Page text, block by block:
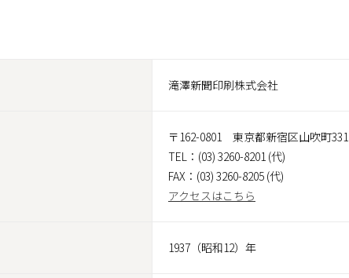
滝澤新聞印刷株式会社
〒162-0801 東京都新宿区山吹町331
TEL：(03) 3260-8201 (代)
FAX：(03) 3260-8205 (代)
アクセスはこちら
1937（昭和12）年